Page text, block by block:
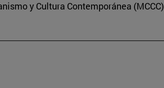
y Cultura Contemporánea (MCCC)